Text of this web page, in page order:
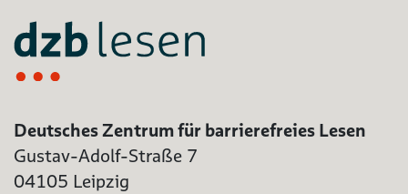
Deutsches Zentrum für barrierefreies Lesen
Gustav-Adolf-Straße 7
04105 Leipzig